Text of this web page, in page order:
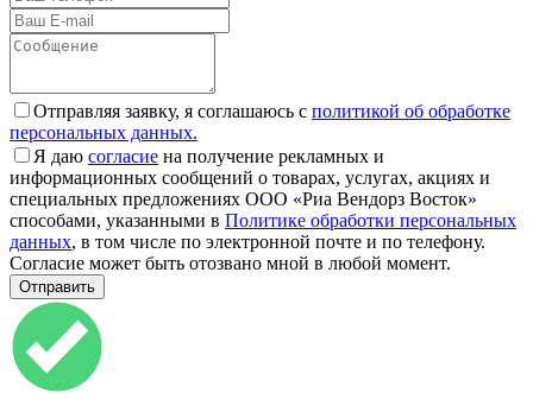
Отправляя заявку, я соглашаюсь с политикой об обработке
персональных данных.
Я даю согласие на получение рекламных и
информационных сообщений о товарах, услугах, акциях и
специальных предложениях ООО «Риа Вендорз Восток»
способами, указанными в Политике обработки персональных
данных, в том числе по электронной почте и по телефону.
Согласие может быть отозвано мной в любой момент.